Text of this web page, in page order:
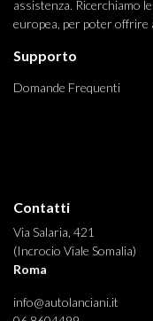
assistenza. Ricerchiamo
europea, per poter offrire
Supporto
Domande Frequenti
Contatti
Via Salaria, 421
(Incrocio Viale Somalia)
Roma
info@autolanciani.it